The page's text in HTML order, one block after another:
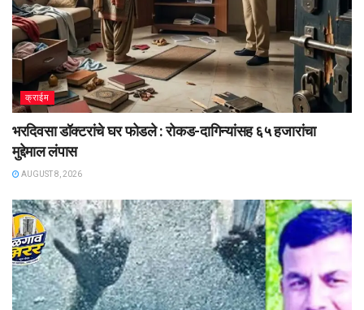
क्राईम
भरदिवसा डॉक्टरांचे घर फोडले : रोकड-दागिन्यांसह ६५ हजारांचा
मुद्देमाल लंपास
AUGUST 8, 2026